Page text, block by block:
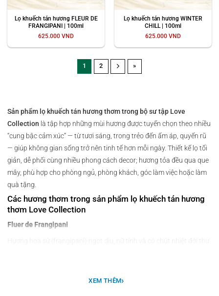
Lọ khuếch tán hương FLEUR DE
FRANGIPANI | 100ml
625.000 VND
Lọ khuếch tán hương WINTER
CHILL | 100ml
625.000 VND
1 2 »
Sản phẩm lọ khuếch tán hương thơm trong bộ sư tập Love
Collection là tập hợp những mùi hương được tuyển chọn theo nhiều
“cung bậc cảm xúc” — từ tươi sáng, trong trẻo đến ấm áp, quyến rũ
— giúp không gian sống trở nên tinh tế hơn mỗi ngày. Thiết kế lọ tối
giản, dễ phối cùng nhiều phong cách decor; hương tỏa đều qua que
mây, phù hợp cho phòng ngủ, phòng khách, góc làm việc hoặc làm
quà tặng.
Các hương thơm trong sản phẩm lọ khuếch tán hương
thơm Love Collection
Fluer de Frangipani
XEM THÊM›